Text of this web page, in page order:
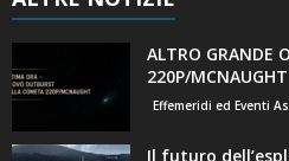
ALTRO GRANDE
220P/MCNAUGHT
Effemeridi ed Eventi
Il futuro